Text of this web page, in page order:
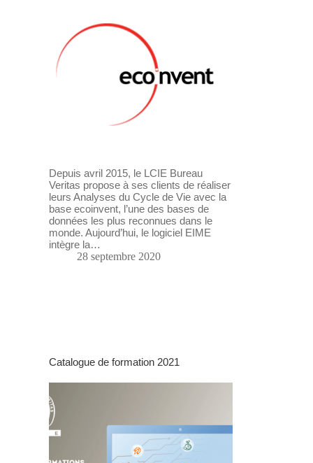
Depuis avril 2015, le LCIE Bureau
Veritas propose à ses clients de réaliser
leurs Analyses du Cycle de Vie avec la
base ecoinvent, l’une des bases de
données les plus reconnues dans le
monde. Aujourd’hui, le logiciel EIME
intègre la…
28 septembre 2020
Catalogue de formation 2021